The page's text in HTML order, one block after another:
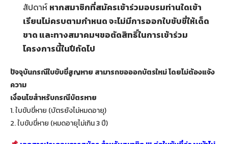
สัปดาห์ หากสมาชิกที่สมัครเข้าร่วมอบรมท่านใดเข้า
เรียนไม่ครบตามกำหนด จะไม่มีการออกใบขับขี่ให้เด็ด
ขาด และทางสมาคมฯขอตัดสิทธิ์ในการเข้าร่วม
โครงการนี้ในปีถัดไป
ปัจจุบันกรณีใบขับขี่สูญหาย สามารถขอออกบัตรใหม่ โดยไม่ต้องแจ้ง
ความ
เงื่อนไขสำหรับกรณีบัตรหาย
1. ใบขับขี่หาย (บัตรยังไม่หมดอายุ)
2. ใบขับขี่หาย (หมดอายุไม่เกิน 3 ปี)